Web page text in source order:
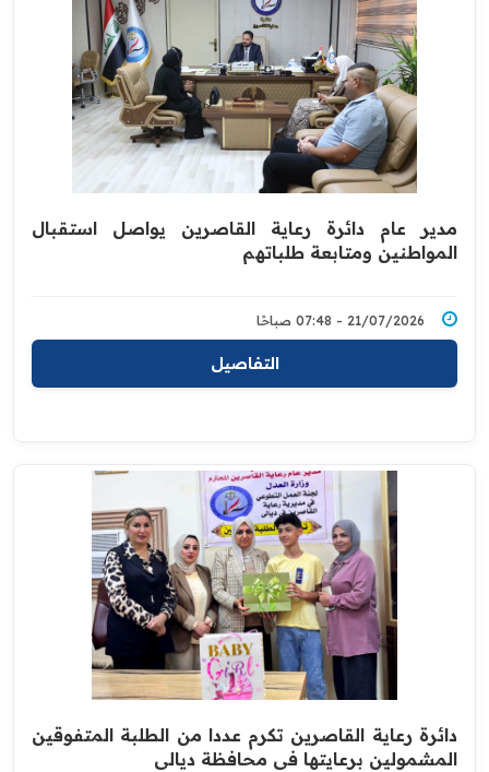
مدير عام دائرة رعاية القاصرين يواصل استقبال
المواطنين ومتابعة طلباتهم
21/07/2026 - 07:48 صباحًا
التفاصيل
دائرة رعاية القاصرين تكرم عددا من الطلبة المتفوقين
المشمولين برعايتها في محافظة ديالى